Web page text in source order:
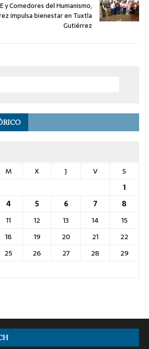
y Comedores del Humanismo,
impulsa bienestar en Tuxtla
Gutiérrez
M X J V
S
1
4 5 6 7
8
11 12 13 14
15
18 19 20 21
22
25 26 27 28
29